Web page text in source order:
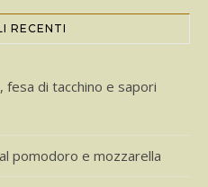
RECENTI
di tacchino e sapori
pomodoro e mozzarella